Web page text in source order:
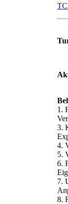
1.
3.
4.
5.
6.
7.
8.